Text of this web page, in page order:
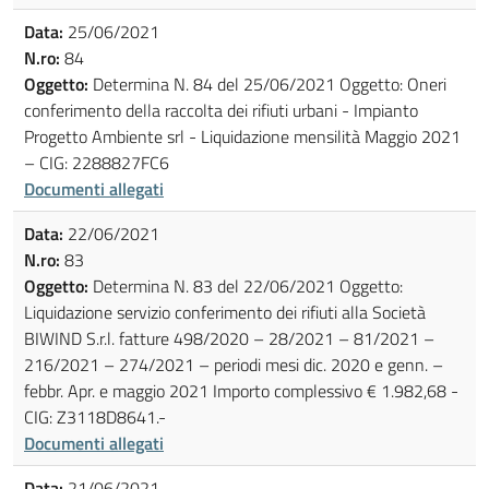
Data: 25/06/2021
N.ro: 84
Oggetto: Determina N. 84 del 25/06/2021 Oggetto: Oneri
conferimento della raccolta dei rifiuti urbani - Impianto
Progetto Ambiente srl - Liquidazione mensilità Maggio 2021
– CIG: 2288827FC6
Documenti allegati
Data: 22/06/2021
N.ro: 83
Oggetto: Determina N. 83 del 22/06/2021 Oggetto:
Liquidazione servizio conferimento dei rifiuti alla Società
BIWIND S.r.l. fatture 498/2020 – 28/2021 – 81/2021 –
216/2021 – 274/2021 – periodi mesi dic. 2020 e genn. –
febbr. Apr. e maggio 2021 Importo complessivo € 1.982,68 -
CIG: Z3118D8641.-
Documenti allegati